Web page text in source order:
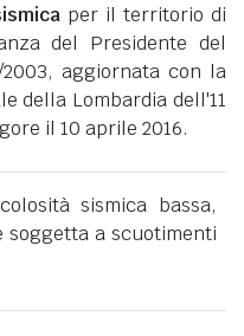
per il territorio di
del Presidente del
aggiornata con la
della Lombardia dell'11
il 10 aprile 2016.
sismica bassa,
soggetta a scuotimenti